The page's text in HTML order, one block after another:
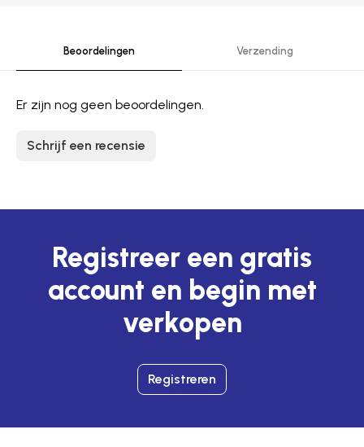
Beoordelingen Verzending
Er zijn nog geen beoordelingen.
Schrijf een recensie
Registreer een gratis
account en begin met
verkopen
Registreren